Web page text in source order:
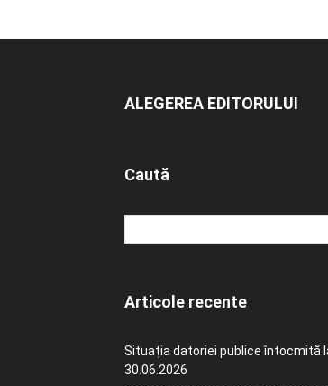
ALEGEREA EDITORULUI
Caută
Articole recente
Situația datoriei publice întocmită
30.06.2026